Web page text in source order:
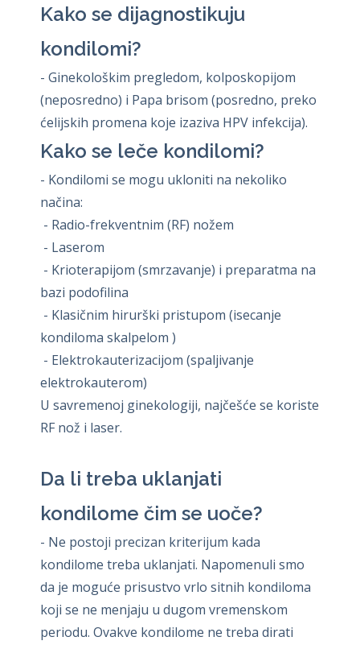
Kako se dijagnostikuju
kondilomi?
- Ginekološkim pregledom, kolposkopijom
(neposredno) i Papa brisom (posredno, preko
ćelijskih promena koje izaziva HPV infekcija).
Kako se leče kondilomi?
- Kondilomi se mogu ukloniti na nekoliko
načina:
- Radio-frekventnim (RF) nožem
- Laserom
- Krioterapijom (smrzavanje) i preparatma na
bazi podofilina
- Klasičnim hirurški pristupom (isecanje
kondiloma skalpelom )
- Elektrokauterizacijom (spaljivanje
elektrokauterom)
U savremenoj ginekologiji, najčešće se koriste
RF nož i laser.
Da li treba uklanjati
kondilome čim se uoče?
- Ne postoji precizan kriterijum kada
kondilome treba uklanjati. Napomenuli smo
da je moguće prisustvo vrlo sitnih kondiloma
koji se ne menjaju u dugom vremenskom
periodu. Ovakve kondilome ne treba dirati